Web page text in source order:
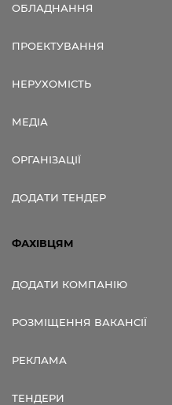
ОБЛАДНАННЯ
ПРОЕКТУВАННЯ
НЕРУХОМІСТЬ
МЕДІА
ОРГАНІЗАЦІЇ
ДОДАТИ ТЕНДЕР
ФАХІВЦЯМ
ДОДАТИ КОМПАНІЮ
РОЗМІЩЕННЯ ВАКАНСІЇ
РЕКЛАМА
ТЕНДЕРИ